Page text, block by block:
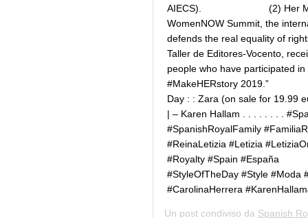
AIECS). ⠀⠀⠀⠀⠀⠀⠀⠀⠀ (2) Her
WomenNOW Summit, the
defends the real equality of
Taller de Editores-Vocento,
people who have participated
#MakeHERstory 2019.”
Day : : Zara (on sale for 19.99
| – Karen Hallam . . . . . . . .
#SpanishRoyalFamily
#ReinaLetizia #Letizia
#Royalty #Spain #España
#StyleOfTheDay #Style #Moda
#CarolinaHerrera
Un post condiviso da Spanish